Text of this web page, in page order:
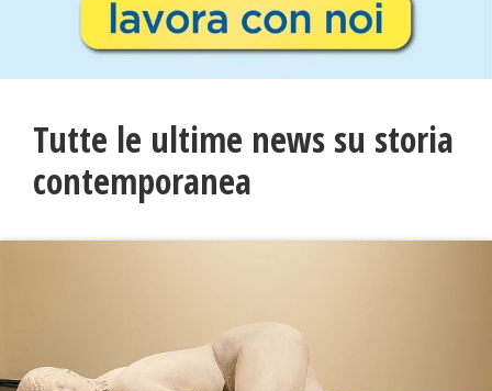
Tutte le ultime news su storia
contemporanea